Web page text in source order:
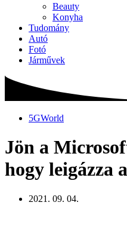
Beauty
Konyha
Tudomány
Autó
Fotó
Járművek
5GWorld
Jön a
hogy leigázza
2021. 09. 04.